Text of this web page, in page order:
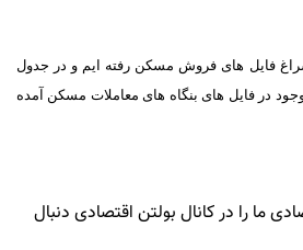
فایل های فروش مسکن رفته ایم و در جدول
در فایل های بنگاه های معاملات مسکن آمده
ما را در کانال بولتن اقتصادی دنبال